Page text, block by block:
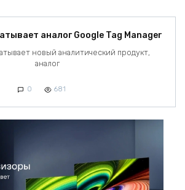
аналог Google Tag Manager
новый аналитический продукт,
аналог
0 681